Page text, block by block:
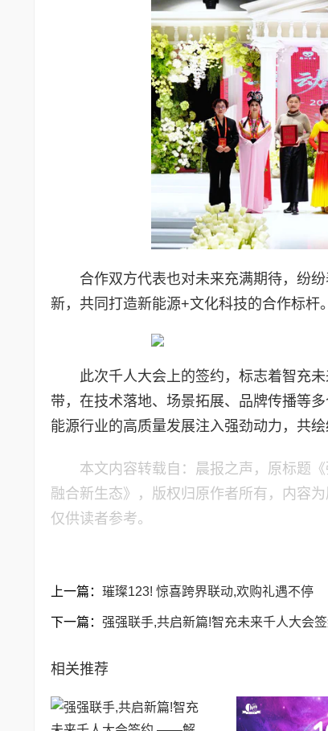
合作双方代表也对未来充满期待，纷
新，共同打造新能源+文化科技的合作标杆。
此次千人大会上的签约，标志着智充
带，在技术落地、场景拓展、品牌传播等
能源行业的高质量发展注入强劲动力，共
本文内容转载自：晨报之声，原标题
融合新生态》，版权归原作者所有，内容
仅供读者参考。
上一篇： 璀璨123! 惊喜跨界联动,欢购礼遇不停
下一篇： 强强联手,共启新篇!智充未来千人大会
相关推荐